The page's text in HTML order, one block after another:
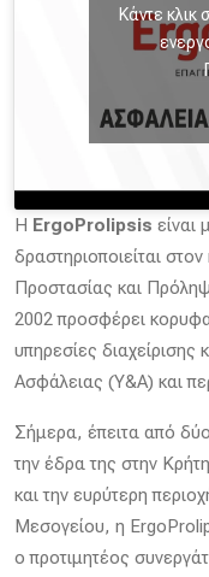
Κάντε
Η ErgoProlipsis είναι
δραστηριοποιείται
Προστασίας και
2002 προσφέρει
υπηρεσίες διαχείρισης
Ασφάλειας (Υ&Α) και
Σήμερα, έπειτα από
την έδρα της στην
και την ευρύτερη
Μεσογείου, η
ο προτιμητέος